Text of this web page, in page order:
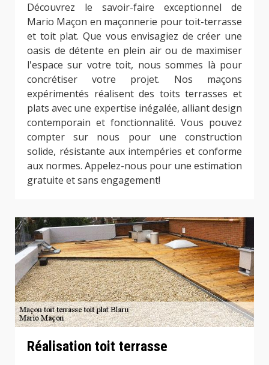
Découvrez le savoir-faire exceptionnel de
Mario Maçon en maçonnerie pour toit-terrasse
et toit plat. Que vous envisagiez de créer une
oasis de détente en plein air ou de maximiser
l'espace sur votre toit, nous sommes là pour
concrétiser votre projet. Nos maçons
expérimentés réalisent des toits terrasses et
plats avec une expertise inégalée, alliant design
contemporain et fonctionnalité. Vous pouvez
compter sur nous pour une construction
solide, résistante aux intempéries et conforme
aux normes. Appelez-nous pour une estimation
gratuite et sans engagement!
Réalisation toit terrasse